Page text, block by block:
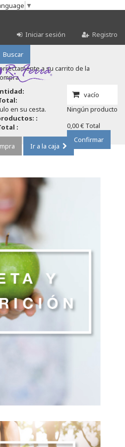
▼
Iniciar sesión Registro
Buscar
vacío
Ningún producto
0,00 € Total
Confirmar
a su carrito de la
en su cesta.
:
:
Ir a la caja